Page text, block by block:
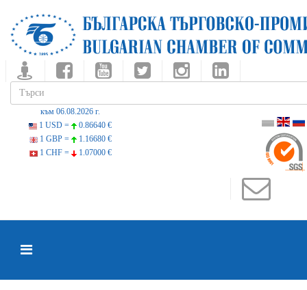
към 06.08.2026 г.
1 USD =
0.86640 €
1 GBP =
1.16680 €
1 CHF =
1.07000 €